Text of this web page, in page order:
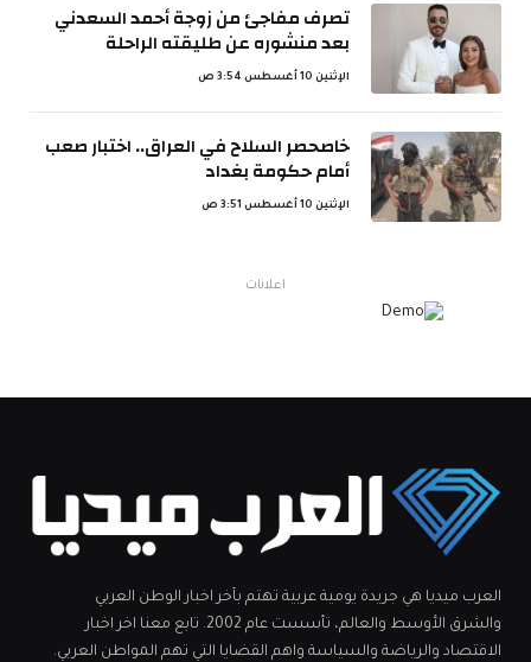
تصرف مفاجئ من زوجة أحمد السعدني
بعد منشوره عن طليقته الراحلة
الإثنين 10 أغسطس 3:54 ص
خاصحصر السلاح في العراق.. اختبار صعب
أمام حكومة بغداد
الإثنين 10 أغسطس 3:51 ص
اعلانات
العرب ميديا هي جريدة يومية عربية تهتم بآخر اخبار الوطن العربي
والشرق الأوسط والعالم، تأسست عام 2002. تابع معنا اخر اخبار
الاقتصاد والرياضة والسياسة واهم القضايا التي تهم المواطن العربي.